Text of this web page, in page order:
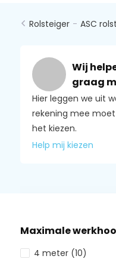
Rolsteiger - ASC
Wij
graag
Hier leggen we uit
rekening mee
het kiezen.
Help mij kiezen
Maximale
4 meter (10)